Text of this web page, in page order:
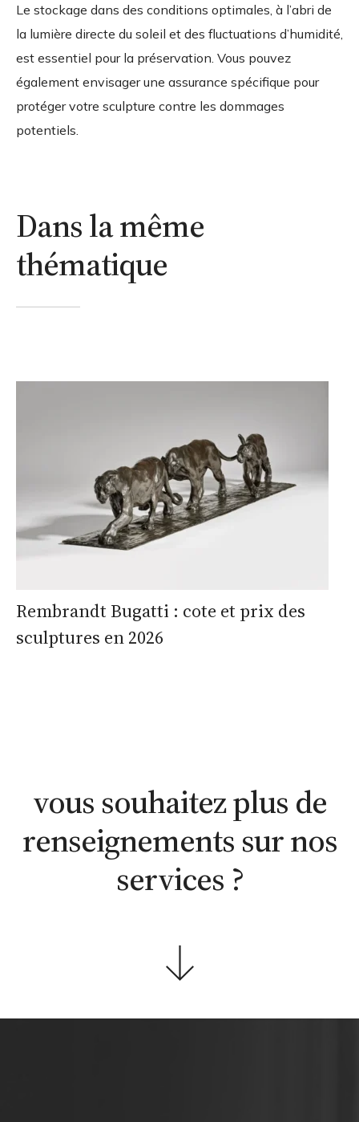
Le stockage dans des conditions optimales, à l’abri de
la lumière directe du soleil et des fluctuations d’humidité,
est essentiel pour la préservation. Vous pouvez
également envisager une assurance spécifique pour
protéger votre sculpture contre les dommages
potentiels.
Dans la même
thématique
Rembrandt Bugatti : cote et prix des
sculptures en 2026
vous souhaitez plus de
renseignements sur nos
services ?